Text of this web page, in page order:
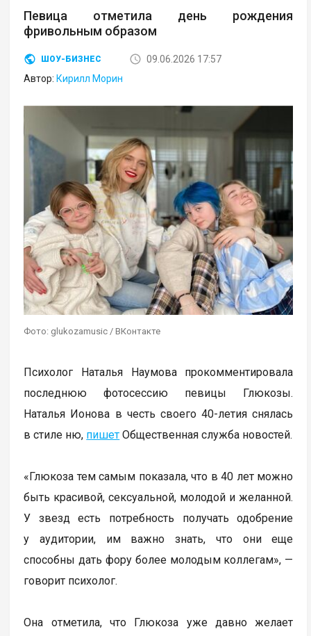
Певица отметила день рождения
фривольным образом
ШОУ-БИЗНЕС
09.06.2026 17:57
Автор: Кирилл Морин
Фото: glukozamusic / ВКонтакте
Психолог Наталья Наумова прокомментировала
последнюю фотосессию певицы Глюкозы.
Наталья Ионова в честь своего 40-летия снялась
в стиле ню, пишет Общественная служба новостей.
«Глюкоза тем самым показала, что в 40 лет можно
быть красивой, сексуальной, молодой и желанной.
У звезд есть потребность получать одобрение
у аудитории, им важно знать, что они еще
способны дать фору более молодым коллегам», —
говорит психолог.
Она отметила, что Глюкоза уже давно желает